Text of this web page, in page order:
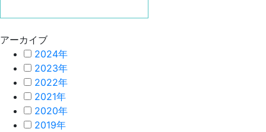
アーカイブ
2024年
2023年
2022年
2021年
2020年
2019年